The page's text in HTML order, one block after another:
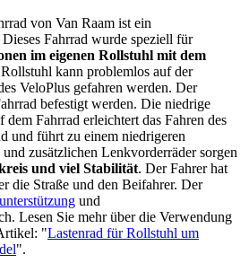
von Van Raam ist ein
Fahrrad wurde speziell für
im eigenen Rollstuhl mit dem
kann problemlos auf der
VeloPlus gefahren werden. Der
befestigt werden. Die niedrige
Fahrrad erleichtert das Fahren des
und führt zu einem niedrigeren
zusätzlichen Lenkvorderräder sorgen
und viel Stabilität. Der Fahrer hat
die Straße und den Beifahrer. Der
und
Lesen Sie mehr über die Verwendung
"Lastenrad für Rollstuhl um
".